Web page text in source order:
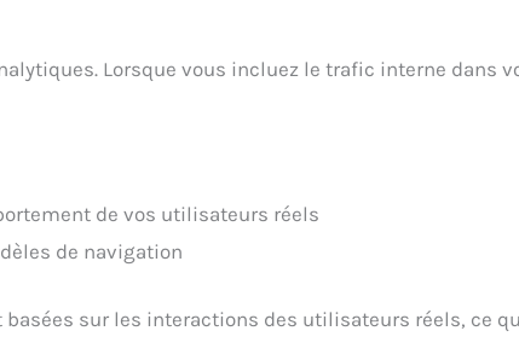
Lorsque vous incluez le trafic interne dans
de vos utilisateurs réels
de navigation
sur les interactions des utilisateurs réels, ce